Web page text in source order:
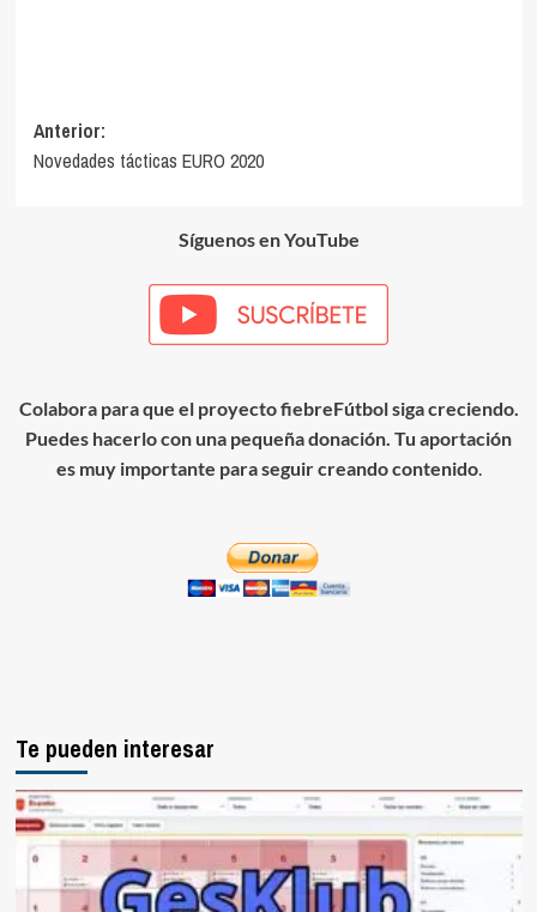
Navegación
de
Anterior:
Novedades tácticas EURO 2020
Síguenos en YouTube
Colabora para que el proyecto fiebreFútbol siga creciendo.
Puedes hacerlo con una pequeña donación. Tu aportación
es muy importante para seguir creando contenido.
Te pueden interesar